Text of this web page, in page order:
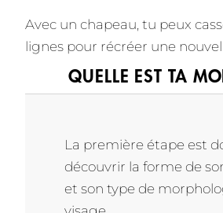
Avec un chapeau, tu peux
lignes pour récréer une
QUELLE EST TA
La première étape est
découvrir la forme de
et son type de